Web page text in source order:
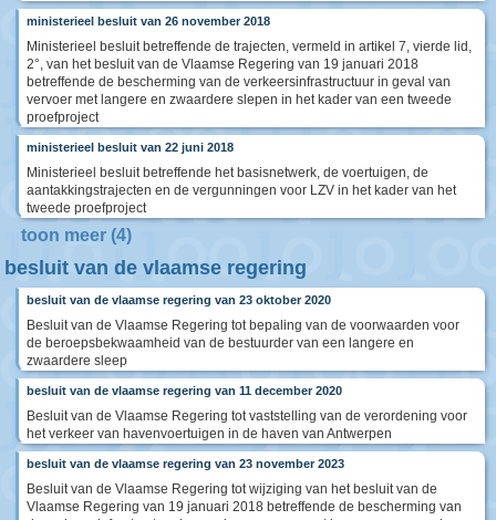
ministerieel besluit van 26 november 2018
Ministerieel besluit betreffende de trajecten, vermeld in artikel 7, vierde lid,
2°, van het besluit van de Vlaamse Regering van 19 januari 2018
betreffende de bescherming van de verkeersinfrastructuur in geval van
vervoer met langere en zwaardere slepen in het kader van een tweede
proefproject
ministerieel besluit van 22 juni 2018
Ministerieel besluit betreffende het basisnetwerk, de voertuigen, de
aantakkingstrajecten en de vergunningen voor LZV in het kader van het
tweede proefproject
toon meer (4)
besluit van de vlaamse regering
besluit van de vlaamse regering van 23 oktober 2020
Besluit van de Vlaamse Regering tot bepaling van de voorwaarden voor
de beroepsbekwaamheid van de bestuurder van een langere en
zwaardere sleep
besluit van de vlaamse regering van 11 december 2020
Besluit van de Vlaamse Regering tot vaststelling van de verordening voor
het verkeer van havenvoertuigen in de haven van Antwerpen
besluit van de vlaamse regering van 23 november 2023
Besluit van de Vlaamse Regering tot wijziging van het besluit van de
Vlaamse Regering van 19 januari 2018 betreffende de bescherming van